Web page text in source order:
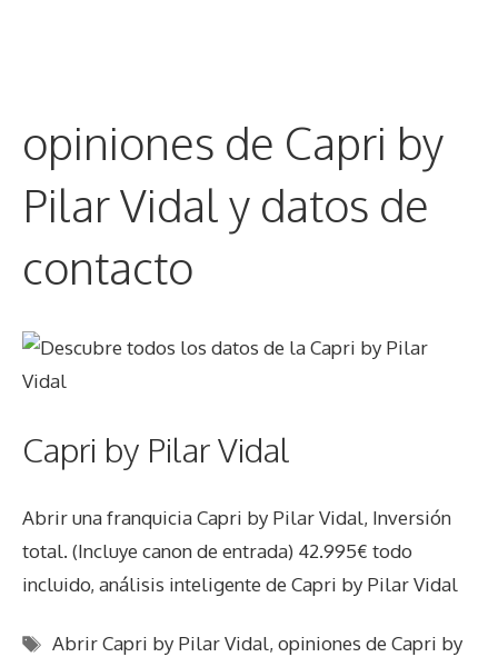
opiniones de Capri by
Pilar Vidal y datos de
contacto
Capri by Pilar Vidal
Abrir una franquicia Capri by Pilar Vidal, Inversión
total. (Incluye canon de entrada) 42.995€ todo
incluido, análisis inteligente de Capri by Pilar Vidal
Etiquetas
Abrir Capri by Pilar Vidal,opiniones de Capri by